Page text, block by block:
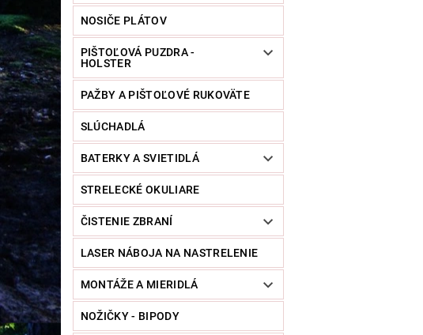
NOSIČE PLÁTOV
PIŠTOĽOVÁ PUZDRA -
HOLSTER
PAŽBY A PIŠTOĽOVÉ RUKOVÄTE
SLÚCHADLÁ
BATERKY A SVIETIDLÁ
STRELECKÉ OKULIARE
ČISTENIE ZBRANÍ
LASER NÁBOJA NA NASTRELENIE
MONTÁŽE A MIERIDLÁ
NOŽIČKY - BIPODY